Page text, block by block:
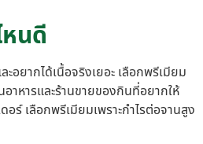
นดี
อยากได้เนื้อจริงเยอะ เลือกพรีเมียม
อาหารและร้านขายของกินที่อยากให้
ร์ เลือกพรีเมียมเพราะกำไรต่อจานสูง